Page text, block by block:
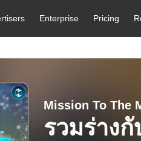
Enterprise Pricing
Mission To The
รวมร่างกั